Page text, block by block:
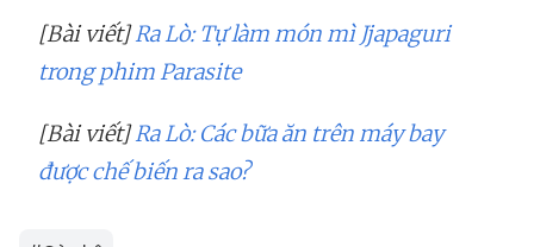
[Bài viết]Ra Lò: Tự làm món mì Jjapaguri
trong phim Parasite
[Bài viết]Ra Lò: Các bữa ăn trên máy bay
được chế biến ra sao?